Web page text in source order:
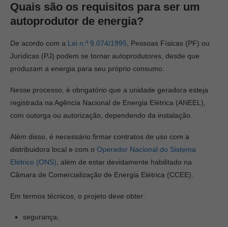
Quais são os requisitos para ser um
autoprodutor de energia?
De acordo com a Lei n.º 9.074/1995 , Pessoas Físicas (PF) ou
Jurídicas (PJ) podem se tornar autoprodutores, desde que
produzam a energia para seu próprio consumo.
Nesse processo, é obrigatório que a unidade geradora esteja
registrada na Agência Nacional de Energia Elétrica (ANEEL),
com outorga ou autorização, dependendo da instalação.
Além disso, é necessário firmar contratos de uso com a
distribuidora local e com o Operador Nacional do Sistema
Elétrico (ONS) , além de estar devidamente habilitado na
Câmara de Comercialização de Energia Elétrica (CCEE).
Em termos técnicos, o projeto deve obter:
segurança;